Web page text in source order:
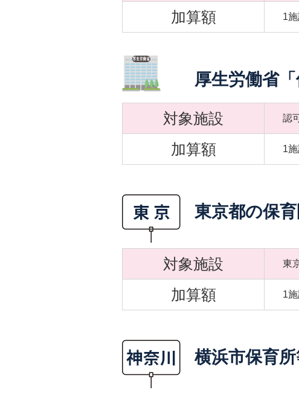
加算額 1
厚生労働省
対象施設 認
加算額 1
東京都の保
対象施設 東
加算額 1
横浜市保育